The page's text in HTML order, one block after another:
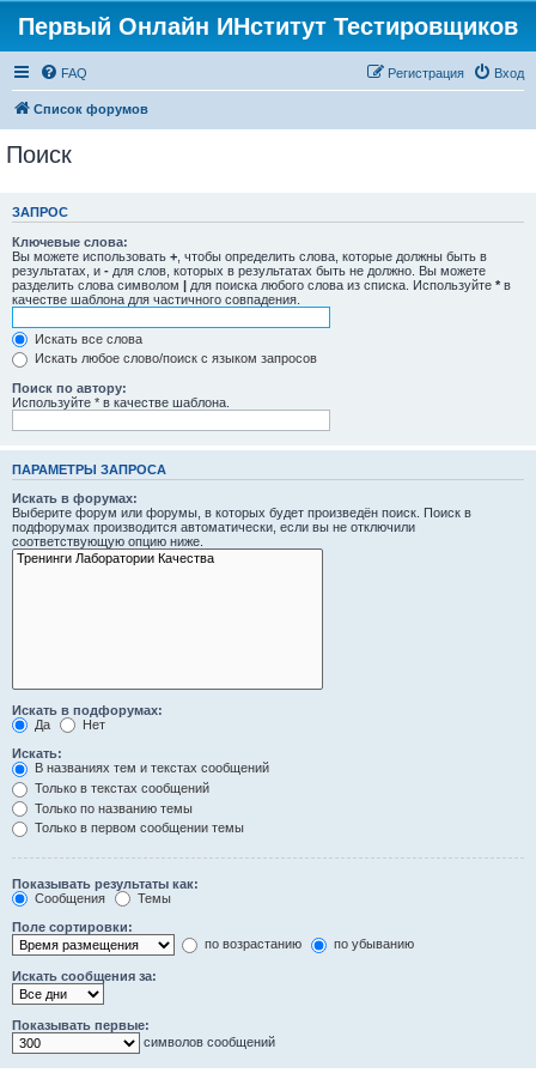
Первый Онлайн ИНститут Тестировщиков
FAQ Вход
Регистрация
Список форумов
Поиск
ЗАПРОС
Ключевые слова:
Вы можете использовать + , чтобы определить слова, которые должны быть в
результатах, и - для слов, которых в результатах быть не должно. Вы можете
разделить слова символом | для поиска любого слова из списка. Используйте * в
качестве шаблона для частичного совпадения.
Искать все слова
Искать любое слово/поиск с языком запросов
Поиск по автору:
Используйте * в качестве шаблона.
ПАРАМЕТРЫ ЗАПРОСА
Искать в форумах:
Выберите форум или форумы, в которых будет произведён поиск. Поиск в
подфорумах производится автоматически, если вы не отключили
соответствующую опцию ниже.
Искать в подфорумах:
Да
Нет
Искать:
В названиях тем и текстах сообщений
Только в текстах сообщений
Только по названию темы
Только в первом сообщении темы
Показывать результаты как:
Сообщения
Темы
Поле сортировки:
по возрастанию
по убыванию
Искать сообщения за:
Показывать первые:
символов сообщений